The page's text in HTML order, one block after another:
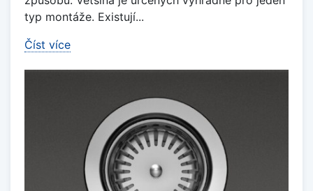
typ montáže. Existují...
Číst více